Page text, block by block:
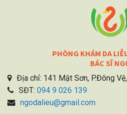
PHÒNG KHÁM DA
BÁC SĨ
Địa chỉ: 141 Mật Sơn, P.Đông
SĐT: 094 9 026 139
ngodalieu@gmail.com